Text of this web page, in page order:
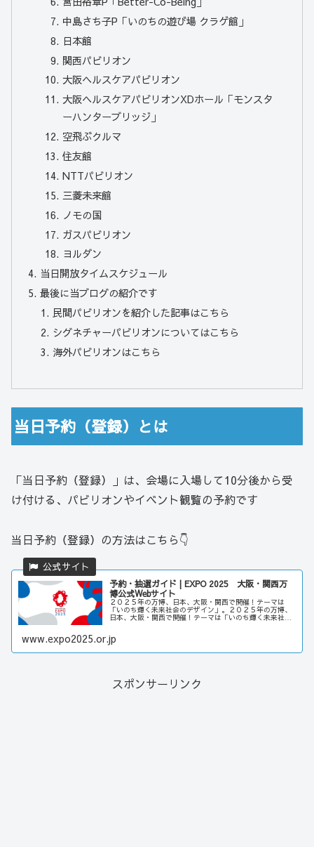
中島さち子P「いのちの遊び場 クラゲ館」
日本館
関西パビリオン
大阪ヘルスケアパビリオン
大阪ヘルスケアパビリオンXDホール「モンスタ
ーハンターブリッジ」
空飛ぶクルマ
住友館
NTTパビリオン
三菱未来館
ノモの国
ガスパビリオン
ヨルダン
当日開放タイムスケジュール
最後に当ブログの紹介です
民間パビリオンを紹介した記事はこちら
シグネチャーパビリオンについてはこちら
海外パビリオンはこちら
当日予約（登録）とは
「当日予約（登録）」は、会場に入場して10分後から受
け付ける、パビリオンやイベント観覧の予約です
当日予約（登録）の方法はこちら👇
予約・抽選ガイド | EXPO 2025 大阪・関西万
博公式Webサイト
２０２５年の万博、日本、大阪・関西で開催！テーマは
「いのち輝く未来社会のデザイン」。２０２５年の万博、
日本、大阪・関西で開催！テーマは「いのち輝く未来社会
www.expo2025.or.jp
スポンサーリンク